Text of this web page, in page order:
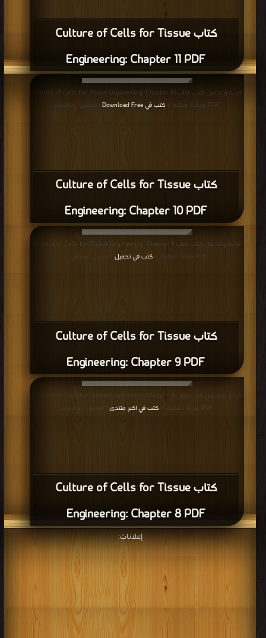
كتاب Culture of Cells for Tissue
Engineering: Chapter 11 PDF
كتاب Culture of Cells for Tissue
Engineering: Chapter 10 PDF
قراءة و تحميل كتاب كتاب Culture of Cells for Tissue Engineering: Chapter 10
PDF مجانا | مكتبة >
كتب في Download Free | التحميل : مرة/مرات
كتاب Culture of Cells for Tissue
Engineering: Chapter 9 PDF
قراءة و تحميل كتاب كتاب Culture of Cells for Tissue Engineering: Chapter 9
PDF مجانا | مكتبة >
كتب في تحميل | التحميل : مرة/مرات
كتاب Culture of Cells for Tissue
Engineering: Chapter 8 PDF
قراءة و تحميل كتاب كتاب Culture of Cells for Tissue Engineering: Chapter 8
PDF مجانا | مكتبة >
كتب في اكبر منتدى | التحميل : مرة/مرات
إعلانات: